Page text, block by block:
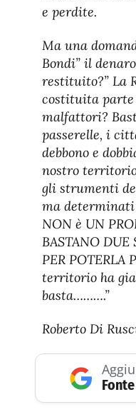
e perdite.
Ma una
Bondi” il
restituito?” La
costituita
malfattori?
passerelle, i
debbono e
nostro
gli strumenti
ma determinati
NON è UN
BASTANO DUE
PER
territorio ha
basta……….”
Roberto Di